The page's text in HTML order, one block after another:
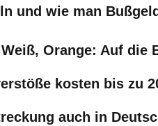
und wie man
Orange: Auf die
kosten bis zu
auch in